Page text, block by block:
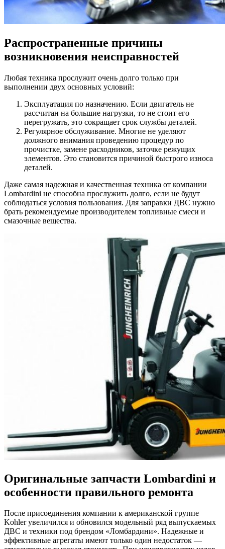
Распространенные причины
возникновения неисправностей
Любая техника прослужит очень долго только при
выполнении двух основных условий:
Эксплуатация по назначению. Если двигатель не
рассчитан на большие нагрузки, то не стоит его
перегружать, это сокращает срок службы деталей.
Регулярное обслуживание. Многие не уделяют
должного внимания проведению процедур по
прочистке, замене расходников, заточке режущих
элементов. Это становится причиной быстрого износа
деталей.
Даже самая надежная и качественная техника от компании
Lombardini не способна прослужить долго, если не будут
соблюдаться условия пользования. Для заправки ДВС нужно
брать рекомендуемые производителем топливные смеси и
смазочные вещества.
Оригинальные запчасти Lombardini и
особенности правильного ремонта
После присоединения компании к американской группе
Kohler увеличился и обновился модельный ряд выпускаемых
ДВС и техники под брендом «Ломбардини». Надежные и
эффективные агрегаты имеют только один недостаток —